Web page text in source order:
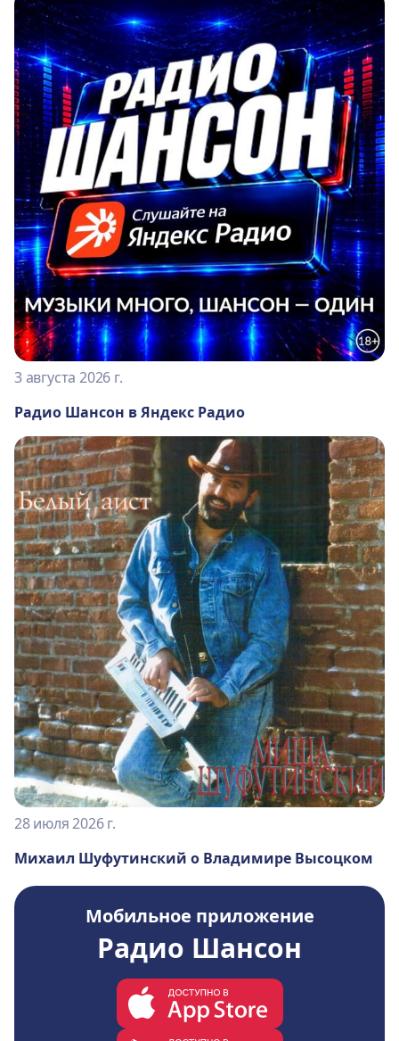
3 августа 2026 г.
Радио Шансон в Яндекс Радио
28 июля 2026 г.
Михаил Шуфутинский о Владимире Высоцком
Мобильное приложение
Радио Шансон